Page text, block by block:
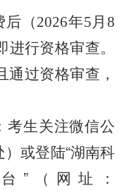
后 （2026年5月8
进行资格审查。
过资格审查，
考生关注微信公
）或登陆“湖南科
”（网址：